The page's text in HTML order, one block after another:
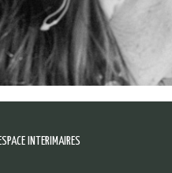
INTERIMAIRES